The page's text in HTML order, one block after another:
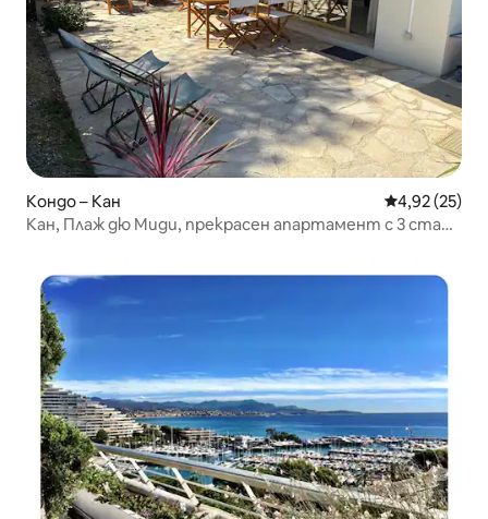
Кондо – Кан Средна
4,92 (25)
Кан, Плаж дю Миди, прекрасен апартамент с 3 стаи,